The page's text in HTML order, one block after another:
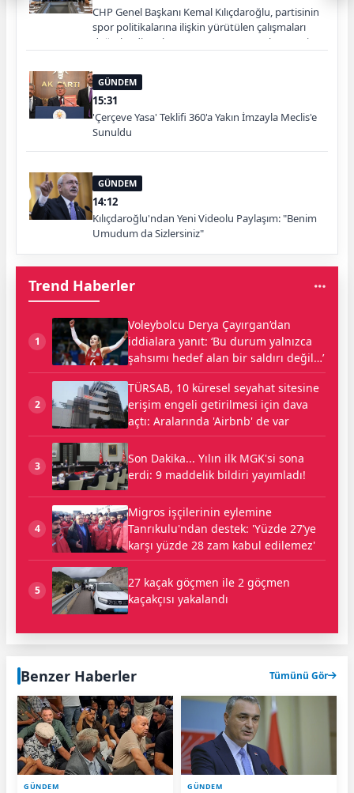
CHP Genel Başkanı Kemal Kılıçdaroğlu, partisinin
spor politikalarına ilişkin yürütülen çalışmaları
değerlendirmek üzere CHP Spor Kurulu Yönetim
Kurulu Başkanı Savaş Yıldırım başkanlığında
gerçekleştirildi.
GÜNDEM
15:31
'Çerçeve Yasa' Teklifi 360'a Yakın İmzayla Meclis'e
Sunuldu
GÜNDEM
14:12
Kılıçdaroğlu'ndan Yeni Videolu Paylaşım: "Benim
Umudum da Sizlersiniz"
Trend Haberler
1
Voleybolcu Derya Çayırgan’dan
iddialara yanıt: ‘Bu durum yalnızca
şahsımı hedef alan bir saldırı değil…’
2
TÜRSAB, 10 küresel seyahat sitesine
erişim engeli getirilmesi için dava
açtı: Aralarında 'Airbnb' de var
3
Son Dakika... Yılın ilk MGK'si sona
erdi: 9 maddelik bildiri yayımladı!
4
Migros işçilerinin eylemine
Tanrıkulu'ndan destek: 'Yüzde 27’ye
karşı yüzde 28 zam kabul edilemez'
5
27 kaçak göçmen ile 2 göçmen
kaçakçısı yakalandı
Benzer Haberler Tümünü Gör
GÜNDEM GÜNDEM